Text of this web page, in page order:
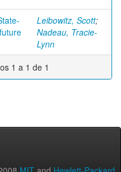
Leibowitz, Scott;
Nadeau, Tracie-
Lynn
1 a 1 de 1